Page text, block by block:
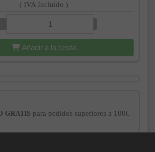
( IVA Incluido )
Añadir a la cesta
GRATIS para pedidos superiores a 100€